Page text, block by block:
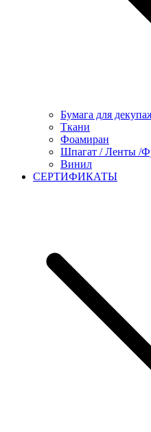
Бумага для
Ткани
Фоамиран
Шпагат / Ленты /
Винил
СЕРТИФИКАТЫ